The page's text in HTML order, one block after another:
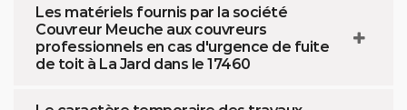
Les matériels fournis par la société
Couvreur Meuche aux couvreurs
professionnels en cas d'urgence de fuite
de toit à La Jard dans le 17460